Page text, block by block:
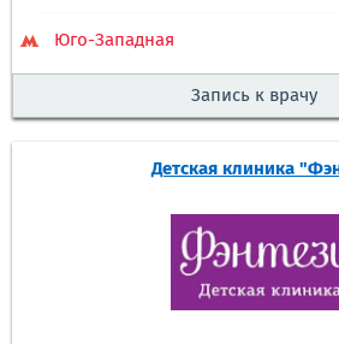
Юго-Западная
Запись к врачу
Детская клиника